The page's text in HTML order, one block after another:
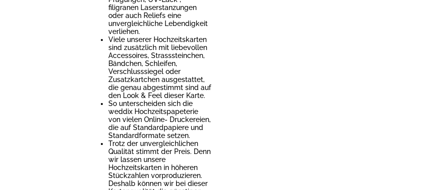
filigranen Laserstanzungen
oder auch Reliefs eine
unvergleichliche Lebendigkeit
verliehen.
Viele unserer Hochzeitskarten
sind zusätzlich mit liebevollen
Accessoires, Strasssteinchen,
Bändchen, Schleifen,
Verschlusssiegel oder
Zusatzkartchen ausgestattet,
die genau abgestimmt sind auf
den Look & Feel dieser Karte.
So unterscheiden sich die
weddix Hochzeitspapeterie
von vielen Online- Druckereien,
die auf Standardpapiere und
Standardformate setzen.
Trotz der unvergleichlichen
Qualität stimmt der Preis. Denn
wir lassen unsere
Hochzeitskarten in höheren
Stückzahlen vorproduzieren.
Deshalb können wir bei dieser